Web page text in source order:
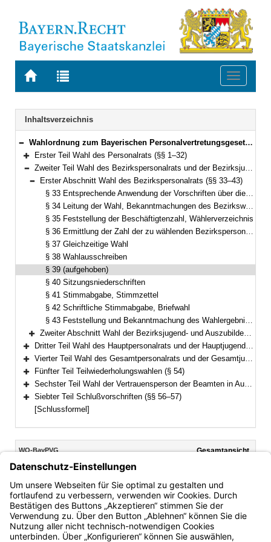
Zur
BAYERN.RECHT
Zur
letzten
Suche
Toggle
Navigation
Inhaltsverzeichnis
Bereich reduzieren
Wahlordnung zum Bayerischen Personalvertretungsgesetz (WO-BayPVG) Vom 12. Dezember 1995 (GVBl. S. 868) BayRS 2035-2-F (§§ 1–57)
Bereich erweitern
Erster Teil Wahl des Personalrats (§§ 1–32)
Bereich reduzieren
Zweiter Teil Wahl des Bezirkspersonalrats und der Bezirksjugend- und Auszubildendenvertretung (§§ 33–45)
Bereich reduzieren
Erster Abschnitt Wahl des Bezirkspersonalrats (§§ 33–43)
§ 33 Entsprechende Anwendung der Vorschriften über die Wahl des Personalrats
§ 34 Leitung der Wahl, Bekanntmachungen des Bezirkswahlvorstands
§ 35 Feststellung der Beschäftigtenzahl, Wählerverzeichnis
§ 36 Ermittlung der Zahl der zu wählenden Bezirkspersonalratsmitglieder, Verteilung der Sitze auf die Gruppen
§ 37 Gleichzeitige Wahl
§ 38 Wahlausschreiben
§ 39 (aufgehoben)
§ 40 Sitzungsniederschriften
§ 41 Stimmabgabe, Stimmzettel
§ 42 Schriftliche Stimmabgabe, Briefwahl
§ 43 Feststellung und Bekanntmachung des Wahlergebnisses
Bereich erweitern
Zweiter Abschnitt Wahl der Bezirksjugend- und Auszubildendenvertretung (§§ 44–45)
Bereich erweitern
Dritter Teil Wahl des Hauptpersonalrats und der Hauptjugend- und Auszubildendenvertretung (§§ 46–52)
Bereich erweitern
Vierter Teil Wahl des Gesamtpersonalrats und der Gesamtjugend- und Auszubildendenvertretung (§ 53)
Bereich erweitern
Fünfter Teil Teilwiederholungswahlen (§ 54)
Bereich erweitern
Sechster Teil Wahl der Vertrauensperson der Beamten in Ausbildung und der nicht zum Stammpersonal gehörenden Beamten der Einsatzstufen bei der Bayerischen Bereitschaftspolizei (§ 55)
Bereich erweitern
Siebter Teil Schlußvorschriften (§§ 56–57)
[Schlussformel]
Inhalt
WO-BayPVG
Fassung: 12.12.1995
Gesamtansicht
§ 39 (aufgehoben)
Bayern.de